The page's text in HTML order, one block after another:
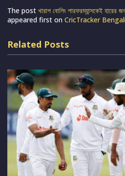
The post খারাপ বোলিং পারফরম্যান্সকেই হারের
appeared first on CricTracker Bengali
Related Posts